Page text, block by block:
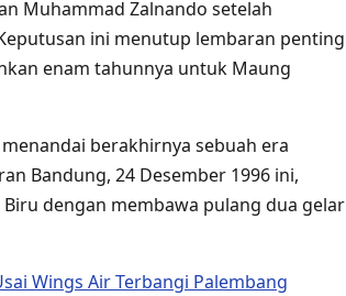
Muhammad Zalnando setelah
ini menutup lembaran penting
enam tahunnya untuk Maung
berakhirnya sebuah era
Bandung, 24 Desember 1996 ini,
dengan membawa pulang dua gelar
Wings Air Terbangi Palembang